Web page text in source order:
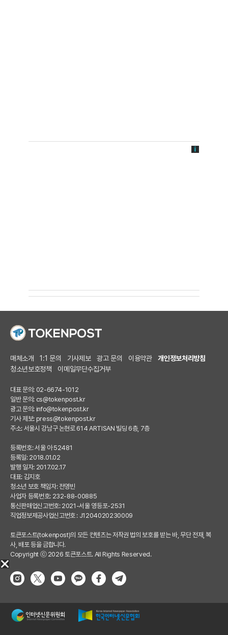
매체소개 1:1 문의 기사제보 광고 문의 이용약관
개인정보처리방침
청소년보호정책
이메일무단수집거부
대표 문의: 02-6674-1012
일반 문의: cs@tokenpost.kr
광고 문의: info@tokenpost.kr
기사 제보: press@tokenpost.kr
주소: 서울시 강남구 논현로 614 ARTISAN 빌딩 6층, 7층
등록번호: 서울 아 52481
등록일: 2018.01.02
발행 일자: 2017.02.17
대표: 김지호
청소년 보호 책임자: 전영빈
사업자 등록번호: 232-88-00885
통신판매업신고번호: 2021-서울 영등포-2531
직업정보제공사업신고번호 : J1204020230009
토큰포스트(tokenpost)의 모든 컨텐츠는 저작권 법의 보호를 받는 바, 무단 전재, 복
사, 배포 등을 금합니다.
Copyright ⓒ 2026 토큰포스트. All Rights Reserved.